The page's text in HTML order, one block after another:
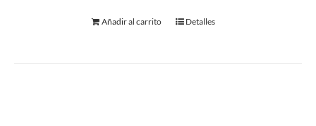
Añadir al carrito Detalles